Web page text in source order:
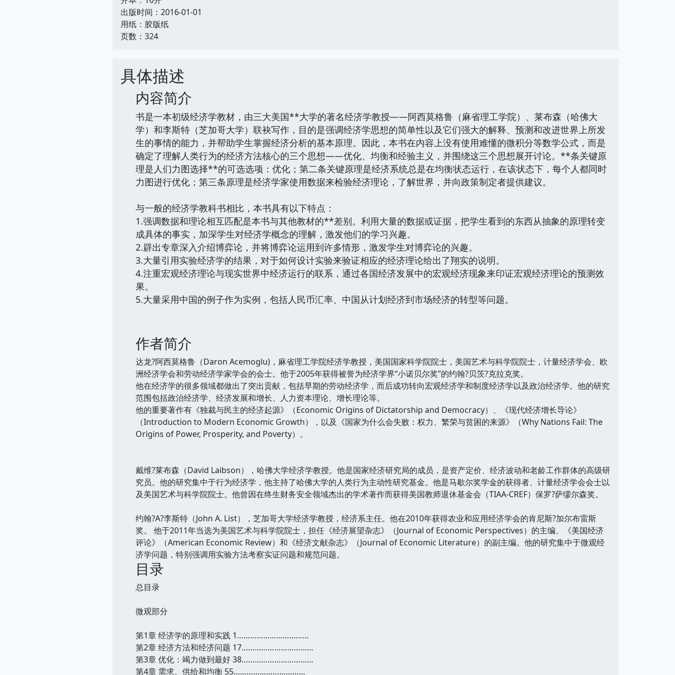
出版时间：2016-01-01
用纸：胶版纸
页数：324
具体描述
内容简介
书是一本初级经济学教材，由三大美国**大学的著名经济学教授——阿西莫格鲁（麻省理工学院）、莱布森（哈佛大
学）和李斯特（芝加哥大学）联袂写作，目的是强调经济学思想的简单性以及它们强大的解释、预测和改进世界上所发
生的事情的能力，并帮助学生掌握经济分析的基本原理。因此，本书在内容上没有使用难懂的微积分等数学公式，而是
确定了理解人类行为的经济方法核心的三个思想——优化、均衡和经验主义，并围绕这三个思想展开讨论。**条关键原
理是人们力图选择**的可选选项：优化；第二条关键原理是经济系统总是在均衡状态运行，在该状态下，每个人都同时
力图进行优化；第三条原理是经济学家使用数据来检验经济理论，了解世界，并向政策制定者提供建议。
与一般的经济学教科书相比，本书具有以下特点：
1.强调数据和理论相互匹配是本书与其他教材的**差别。利用大量的数据或证据，把学生看到的东西从抽象的原理转变
成具体的事实，加深学生对经济学概念的理解，激发他们的学习兴趣。
2.辟出专章深入介绍博弈论，并将博弈论运用到许多情形，激发学生对博弈论的兴趣。
3.大量引用实验经济学的结果，对于如何设计实验来验证相应的经济理论给出了翔实的说明。
4.注重宏观经济理论与现实世界中经济运行的联系，通过各国经济发展中的宏观经济现象来印证宏观经济理论的预测效
果。
5.大量采用中国的例子作为实例，包括人民币汇率、中国从计划经济到市场经济的转型等问题。
作者简介
达龙?阿西莫格鲁（Daron Acemoglu)，麻省理工学院经济学教授，美国国家科学院院士，美国艺术与科学院院士，计量经济学会、欧
洲经济学会和劳动经济学家学会的会士。他于2005年获得被誉为经济学界“小诺贝尔奖”的约翰?贝茨?克拉克奖。
他在经济学的很多领域都做出了突出贡献，包括早期的劳动经济学，而后成功转向宏观经济学和制度经济学以及政治经济学。他的研究
范围包括政治经济学、经济发展和增长、人力资本理论、增长理论等。
他的重要著作有《独裁与民主的经济起源》（Economic Origins of Dictatorship and Democracy）、《现代经济增长导论》
（Introduction to Modern Economic Growth），以及《国家为什么会失败：权力、繁荣与贫困的来源》（Why Nations Fail: The
Origins of Power, Prosperity, and Poverty）。
戴维?莱布森（David Laibson），哈佛大学经济学教授。他是国家经济研究局的成员，是资产定价、经济波动和老龄工作群体的高级研
究员。他的研究集中于行为经济学，他主持了哈佛大学的人类行为主动性研究基金。他是马歇尔奖学金的获得者、计量经济学会会士以
及美国艺术与科学院院士。他曾因在终生财务安全领域杰出的学术著作而获得美国教师退休基金会（TIAA-CREF）保罗?萨缪尔森奖。
约翰?A?李斯特（John A. List），芝加哥大学经济学教授，经济系主任。他在2010年获得农业和应用经济学会的肯尼斯?加尔布雷斯
奖。 他于2011年当选为美国艺术与科学院院士，担任《经济展望杂志》（Journal of Economic Perspectives）的主编、《美国经济
评论》（American Economic Review）和《经济文献杂志》（Journal of Economic Literature）的副主编。他的研究集中于微观经
济学问题，特别强调用实验方法考察实证问题和规范问题。
目录
总目录
微观部分
第1章 经济学的原理和实践 1……………………………
第2章 经济方法和经济问题 17……………………………
第3章 优化：竭力做到最好 38……………………………
第4章 需求、供给和均衡 55……………………………